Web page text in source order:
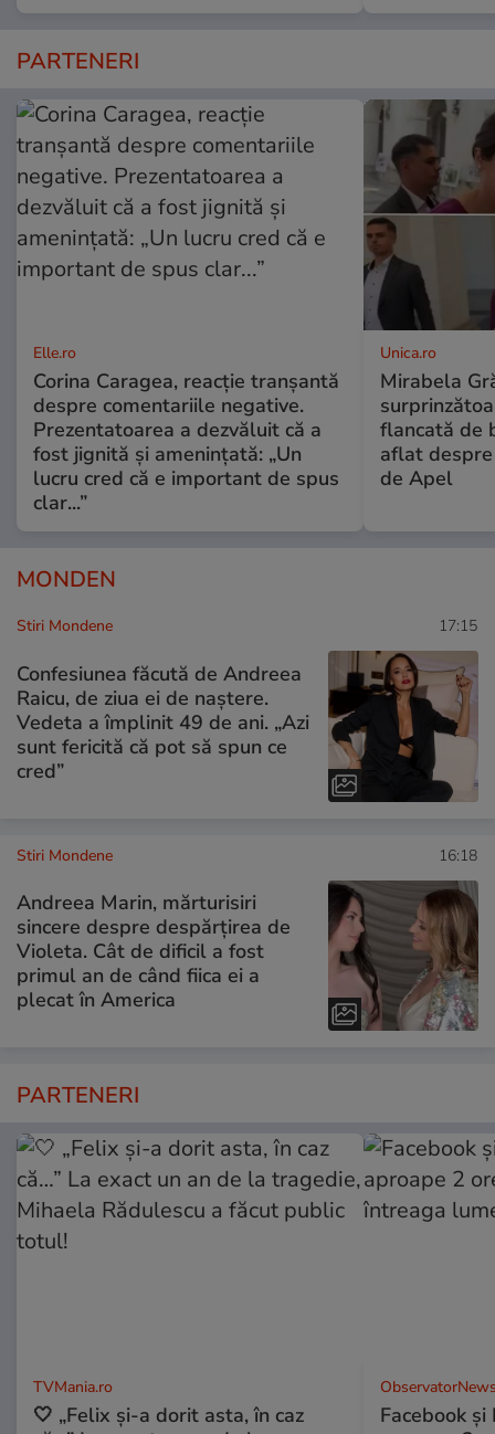
PARTENERI
Elle.ro
Corina Caragea, reacție tranșantă
despre comentariile negative.
Prezentatoarea a dezvăluit că a
fost jignită și amenințată: „Un
lucru cred că e important de spus
clar...”
Unica.ro
Mirabela
flancată de
aflat
de Apel
MONDEN
Stiri Mondene 17:15
Confesiunea făcută de Andreea
Raicu, de ziua ei de naștere.
Vedeta a împlinit 49 de ani. „Azi
sunt fericită că pot să spun ce
cred”
Stiri Mondene 16:18
Andreea Marin, mărturisiri
sincere despre despărțirea de
Violeta. Cât de dificil a fost
primul an de când fiica ei a
plecat în America
PARTENERI
TVMania.ro
🤍 „Felix și-a dorit asta, în caz
Facebook